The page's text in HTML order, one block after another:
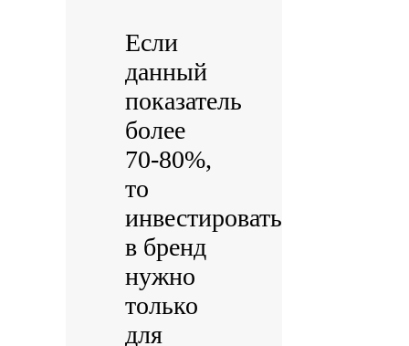
Если
данный
показатель
более
70-80%,
то
инвестировать
в бренд
нужно
только
для